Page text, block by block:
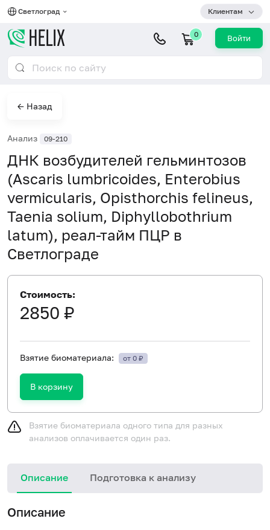
Светлоград Клиентам
0 Войти
← Назад
Анализ 09-210
ДНК возбудителей гельминтозов
(Ascaris lumbricoides, Enterobius
vermicularis, Opisthorchis felineus,
Taenia solium, Diphyllobothrium
latum), реал-тайм ПЦР в
Светлограде
Стоимость:
2850 ₽
Взятие биоматериала: от 0 ₽
В корзину
Взятие биоматериала одного типа для разных
анализов оплачивается один раз.
Описание Подготовка к анализу
Описание